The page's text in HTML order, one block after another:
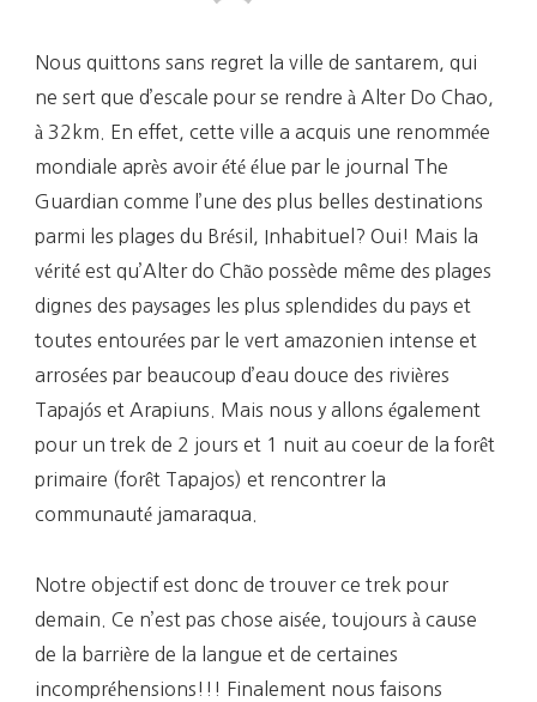
Amor
Nous quittons sans regret la ville de santarem, qui
ne sert que d’escale pour se rendre à Alter Do Chao,
à 32km. En effet, cette ville a acquis une renommée
mondiale après avoir été élue par le journal The
Guardian comme l’une des plus belles destinations
parmi les plages du Brésil, Inhabituel? Oui! Mais la
vérité est qu’Alter do Chão possède même des plages
dignes des paysages les plus splendides du pays et
toutes entourées par le vert amazonien intense et
arrosées par beaucoup d’eau douce des rivières
Tapajós et Arapiuns. Mais nous y allons également
pour un trek de 2 jours et 1 nuit au coeur de la forêt
primaire (forêt Tapajos) et rencontrer la
communauté jamaraqua.
Notre objectif est donc de trouver ce trek pour
demain. Ce n’est pas chose aisée, toujours à cause
de la barrière de la langue et de certaines
incompréhensions!!! Finalement nous faisons